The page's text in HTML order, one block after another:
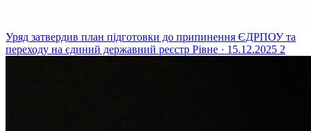
Уряд затвердив план підготовки до припинення ЄДРПОУ та
переходу на єдиний державний реєстр Рівне · 15.12.2025 2